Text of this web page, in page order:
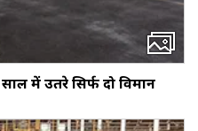
में उतरे सिर्फ दो विमान